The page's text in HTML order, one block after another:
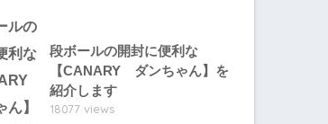
段ボールの開封に便利な
【CANARY ダンちゃん】を
紹介します
18077 views